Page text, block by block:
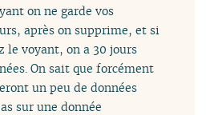
on ne garde vos
après on supprime, et si
le voyant, on a 30 jours
On sait que forcément
un peu de données
sur une donnée